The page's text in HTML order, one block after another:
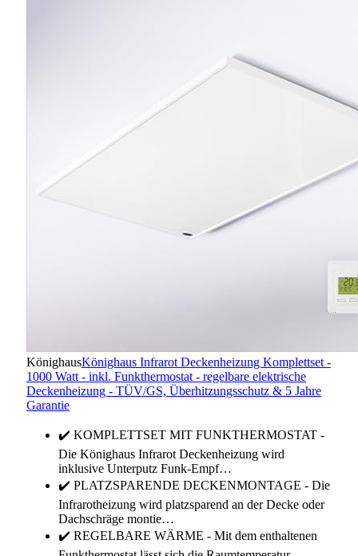
KönighausKönighaus Infrarot Deckenheizung Komplettset -
1000 Watt - inkl. Funkthermostat - regelbare elektrische
Deckenheizung - TÜV/GS, Überhitzungsschutz & 5 Jahre
Garantie
✔️ KOMPLETTSET MIT FUNKTHERMOSTAT -
Die Könighaus Infrarot Deckenheizung wird
inklusive Unterputz Funk-Empf…
✔️ PLATZSPARENDE DECKENMONTAGE - Die
Infrarotheizung wird platzsparend an der Decke oder
Dachschräge montie…
✔️ REGELBARE WÄRME - Mit dem enthaltenen